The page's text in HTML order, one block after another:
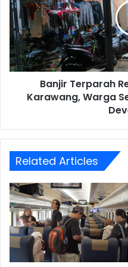
Villa
Kencana
Karawang,
Warga
Segel
Kantor
Pemasaran
Developer
Banjir Terparah
Karawang, Warga
Related Articles